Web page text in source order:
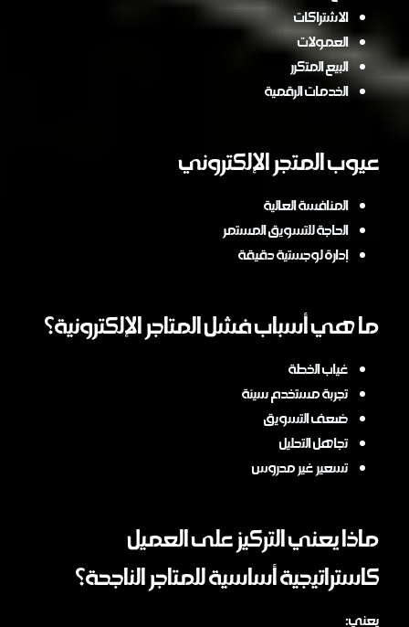
الاشتراكات
العمولات
البيع المتكرر
الخدمات الرقمية
عيوب المتجر الإلكتروني
المنافسة العالية
الحاجة للتسويق المستمر
إدارة لوجستية دقيقة
ما هي أسباب فشل المتاجر الإلكترونية؟
غياب الخطة
تجربة مستخدم سيئة
ضعف التسويق
تجاهل التحليل
تسعير غير مدروس
ماذا يعني التركيز على العميل
كاستراتيجية أساسية للمتاجر الناجحة؟
يعني: